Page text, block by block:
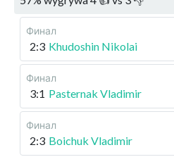
Финал
2:3 Khudoshin Nikolai
Финал
3:1 Pasternak Vladimir
Финал
2:3 Boichuk Vladimir